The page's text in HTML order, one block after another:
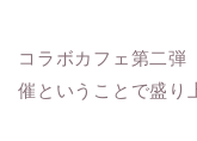
コラボカフェ第二弾
催ということで盛り